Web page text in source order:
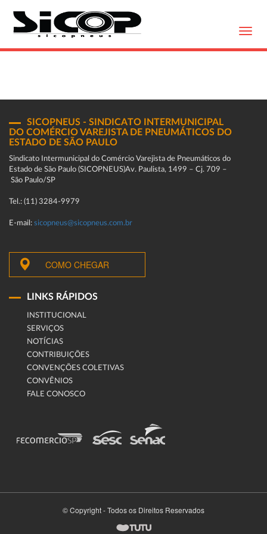
SICOPNEUS - SINDICATO INTERMUNICIPAL
DO COMÉRCIO VAREJISTA DE PNEUMÁTICOS DO
ESTADO DE SÃO PAULO
Sindicato Intermunicipal do Comércio Varejista de Pneumáticos do
Estado de São Paulo (SICOPNEUS)Av. Paulista, 1499 – Cj. 709 –
São Paulo/SP
Tel.: (11) 3284-9979
E-mail: sicopneus@sicopneus.com.br
COMO CHEGAR
LINKS RÁPIDOS
INSTITUCIONAL
SERVIÇOS
NOTÍCIAS
CONTRIBUIÇÕES
CONVENÇÕES COLETIVAS
CONVÊNIOS
FALE CONOSCO
© Copyright - Todos os Direitos Reservados